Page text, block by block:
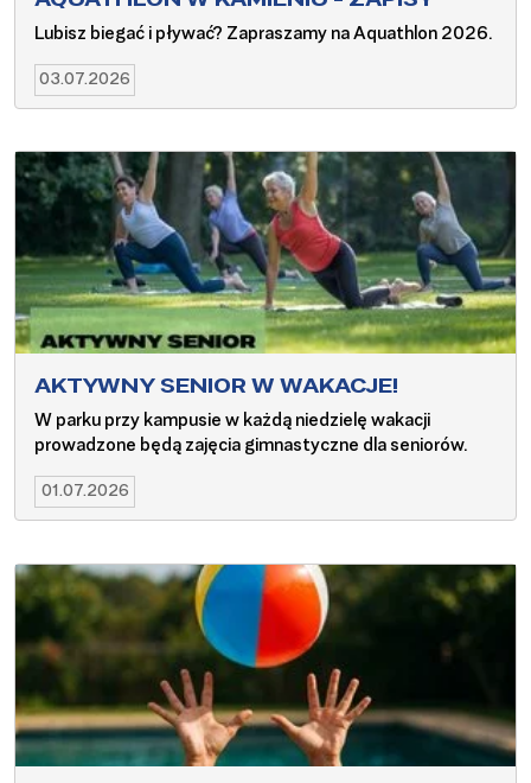
Lubisz biegać i pływać? Zapraszamy na Aquathlon 2026.
03.07.2026
AKTYWNY SENIOR W WAKACJE!
W parku przy kampusie w każdą niedzielę wakacji
prowadzone będą zajęcia gimnastyczne dla seniorów.
01.07.2026